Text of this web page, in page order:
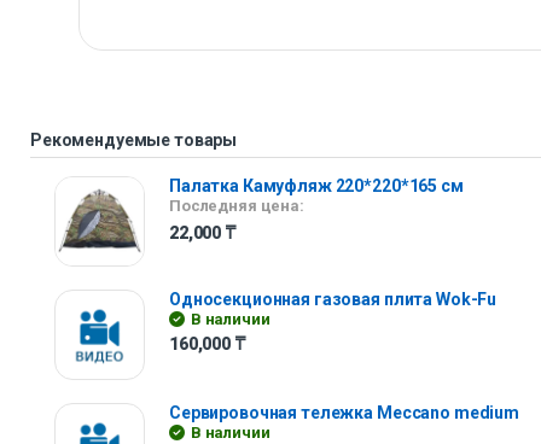
Рекомендуемые товары
Палатка Камуфляж 220*220*165 см
Последняя цена:
22,000 ₸
Односекционная газовая плита Wok-Fu
В наличии
160,000 ₸
Сервировочная тележка Meccano medium
В наличии